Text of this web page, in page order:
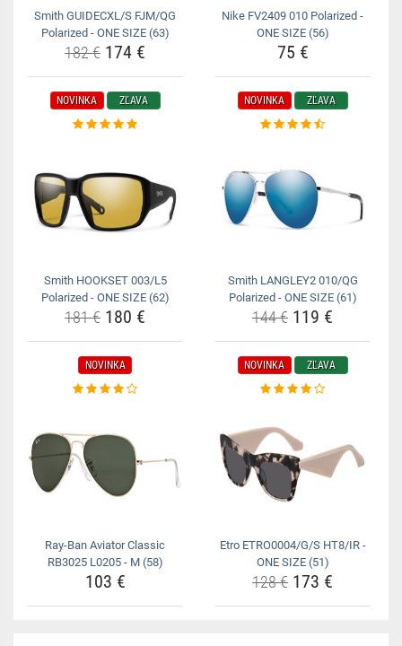
Smith GUIDECXL/S FJM/QG
Polarized - ONE SIZE (63)
182 € 174 €
Nike FV2409 010 Polarized -
ONE SIZE (56)
75 €
NOVINKA ZĽAVA
Smith HOOKSET 003/L5
Polarized - ONE SIZE (62)
181 € 180 €
NOVINKA ZĽAVA
Smith LANGLEY2 010/QG
Polarized - ONE SIZE (61)
144 € 119 €
NOVINKA
Ray-Ban Aviator Classic
RB3025 L0205 - M (58)
103 €
NOVINKA ZĽAVA
Etro ETRO0004/G/S HT8/IR -
ONE SIZE (51)
128 € 173 €